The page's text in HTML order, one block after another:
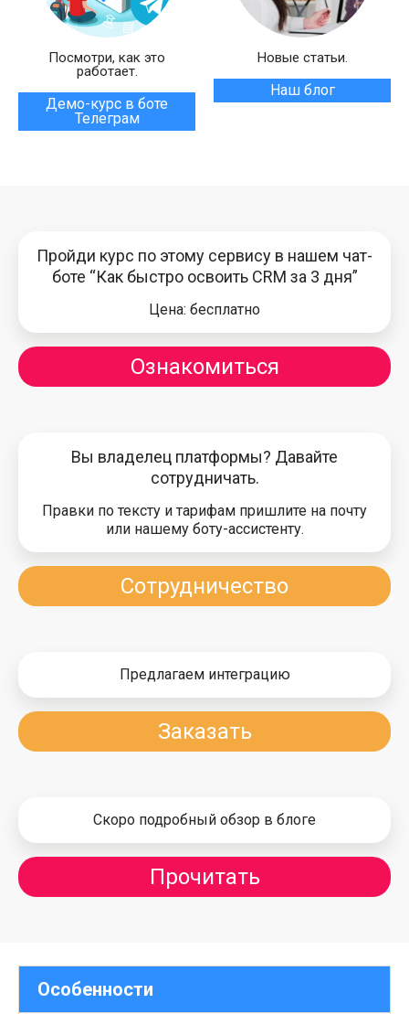
Посмотри, как это
работает.
Демо-курс в боте
Телеграм
Новые статьи.
Наш блог
Пройди курс по этому сервису в нашем чат-
боте “Как быстро освоить CRM за 3 дня”
Цена: бесплатно
Ознакомиться
Вы владелец платформы? Давайте
сотрудничать.
Правки по тексту и тарифам пришлите на почту
или нашему боту-ассистенту.
Сотрудничество
Предлагаем интеграцию
Заказать
Скоро подробный обзор в блоге
Прочитать
Особенности